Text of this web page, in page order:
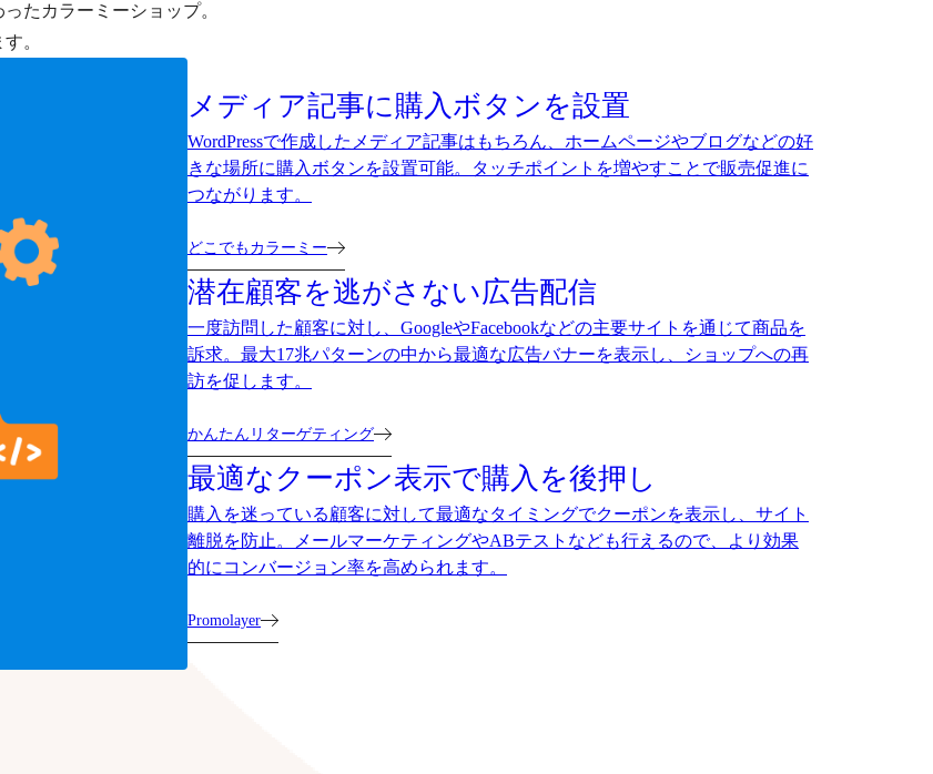
たカラーミーショップ。
。
メディア記事に購入ボタンを設置
WordPressで作成したメディア記事はもちろん、ホームページやブログなどの好
きな場所に購入ボタンを設置可能。タッチポイントを増やすことで販売促進に
つながります。
どこでもカラーミー
潜在顧客を逃がさない広告配信
一度訪問した顧客に対し、GoogleやFacebookなどの主要サイトを通じて商品を
訴求。最大17兆パターンの中から最適な広告バナーを表示し、ショップへの再
訪を促します。
かんたんリターゲティング
最適なクーポン表示で購入を後押し
購入を迷っている顧客に対して最適なタイミングでクーポンを表示し、サイト
離脱を防止。メールマーケティングやABテストなども行えるので、より効果
的にコンバージョン率を高められます。
Promolayer